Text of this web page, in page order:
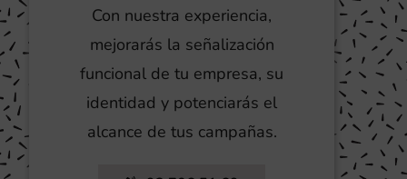
Con nuestra experiencia,
mejorarás la señalización
funcional de tu empresa, su
identidad y potenciarás el
alcance de tus campañas.